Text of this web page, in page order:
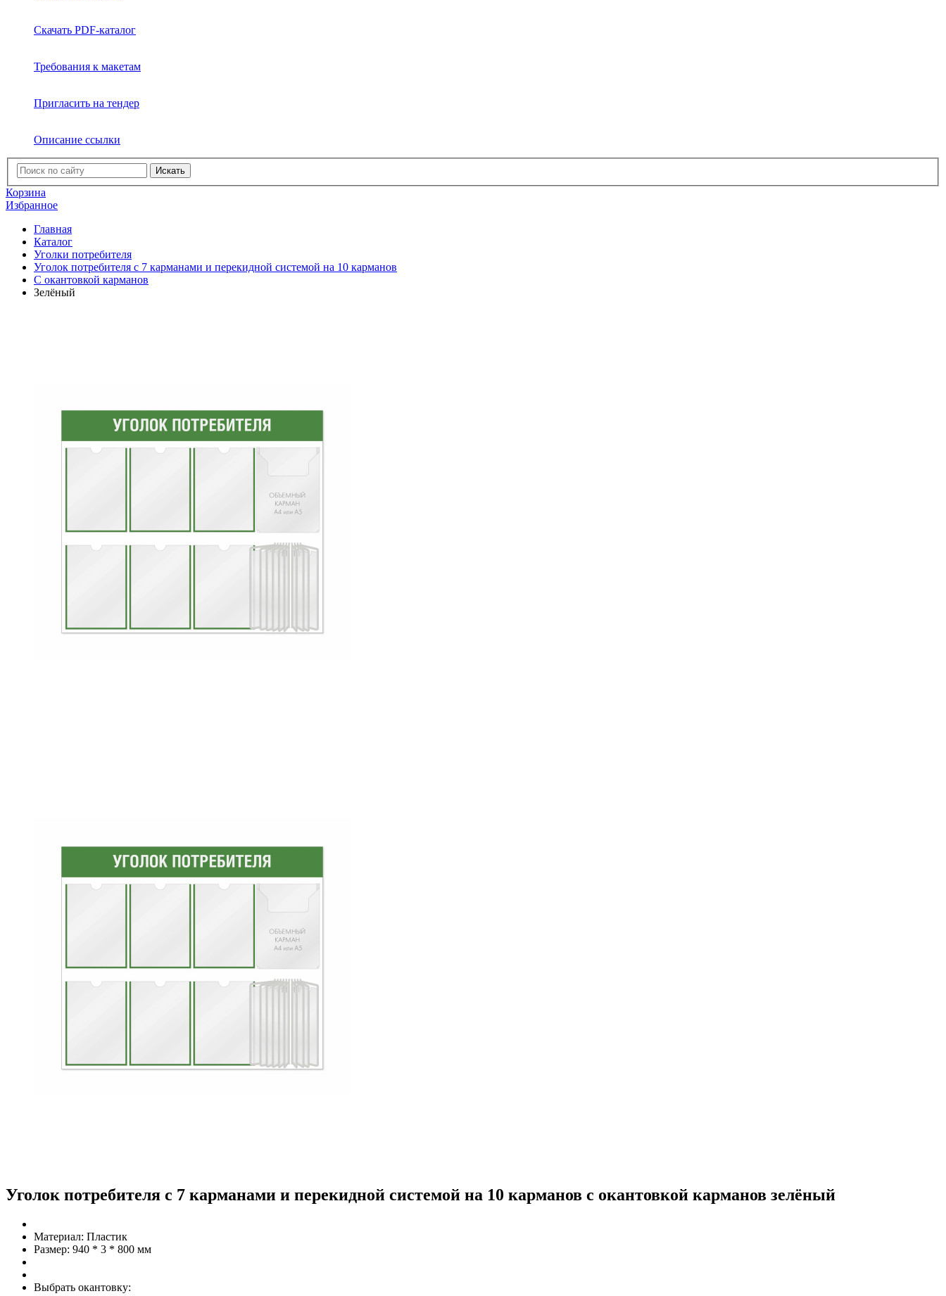
Скачать PDF-каталог
Требования к макетам
Пригласить на тендер
Описание ссылки
Искать
Корзина
Избранное
Главная
Каталог
Уголки потребителя
Уголок потребителя с 7 карманами и перекидной системой на 10 карманов
C окантовкой карманов
Зелёный
Уголок потребителя с 7 карманами и перекидной системой на 10 карманов с окантовкой карманов зелёный
Материал: Пластик
Размер: 940 * 3 * 800 мм
Выбрать окантовку: